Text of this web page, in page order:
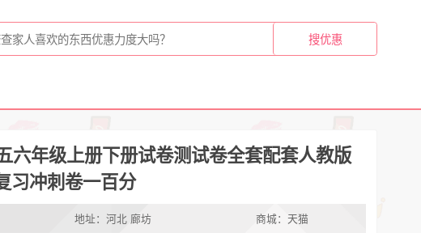
六年级上册下册试卷测试卷全套配套人教版
习冲刺卷一百分
地址：河北 廊坊 商城：天猫